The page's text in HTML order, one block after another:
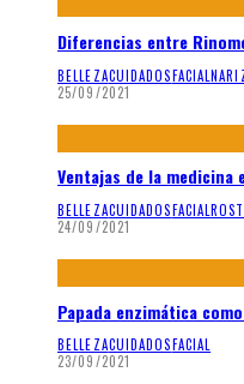
Diferencias entre
BELLEZACUIDADOSFACIAL
25/09/2021
Ventajas de la medicina
BELLEZACUIDADOSFACIAL
24/09/2021
Papada enzimática
BELLEZACUIDADOSFACIAL
23/09/2021